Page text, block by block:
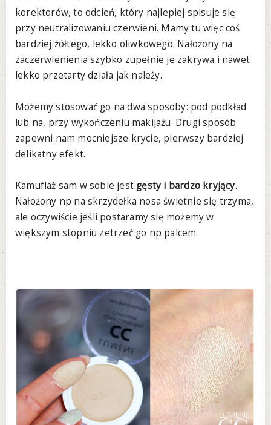
korektorów, to odcień, który najlepiej spisuje się
przy neutralizowaniu czerwieni. Mamy tu więc coś
bardziej żółtego, lekko oliwkowego. Nałożony na
zaczerwienienia szybko zupełnie je zakrywa i nawet
lekko przetarty działa jak należy.
Możemy stosować go na dwa sposoby: pod podkład
lub na, przy wykończeniu makijażu. Drugi sposób
zapewni nam mocniejsze krycie, pierwszy bardziej
delikatny efekt.
Kamuflaż sam w sobie jest gęsty i bardzo kryjący.
Nałożony np na skrzydełka nosa świetnie się trzyma,
ale oczywiście jeśli postaramy się możemy w
większym stopniu zetrzeć go np palcem.